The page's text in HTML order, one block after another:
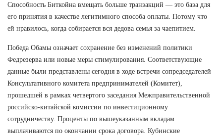
Способность Биткойна вмещать больше транзакций — это база для
его принятия в качестве легитимного способа оплаты. Потому что
ей нравилось, когда собирается вся дедова семья за чаепитием.
Победа Обамы означает сохранение без изменений политики
Федрезерва или новые меры стимулирования. Соответствующие
данные были представлены сегодня в ходе встречи сопредседателей
Консультативного комитета предпринимателей (Комитет),
прошедшей в рамках четвертого заседания Межправительственной
российско-китайской комиссии по инвестиционному
сотрудничеству. Проценты по вышеуказанным вкладам
выплачиваются по окончании срока договора. Кубинские